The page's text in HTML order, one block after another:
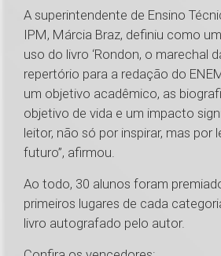
A superintendente de Ensino
IPM, Márcia Braz, definiu como
uso do livro ‘Rondon, o marechal
repertório para a redação do
um objetivo acadêmico, as
objetivo de vida e um impacto
leitor, não só por inspirar, mas por
futuro”, afirmou.
Ao todo, 30 alunos foram
primeiros lugares de cada
livro autografado pelo autor.